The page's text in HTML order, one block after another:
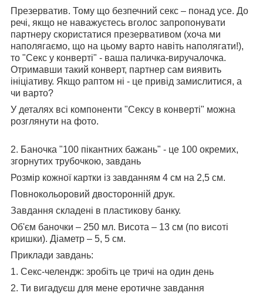
Презерватив. Тому що безпечний секс – понад усе. До
речі, якщо не наважуєтесь вголос запропонувати
партнеру скористатися презервативом (хоча ми
наполягаємо, що на цьому варто навіть наполягати!),
то "Секс у конверті" - ваша паличка-виручалочка.
Отримавши такий конверт, партнер сам виявить
ініціативу. Якщо раптом ні - це привід замислитися, а
чи варто?
У деталях всі компоненти "Сексу в конверті" можна
розглянути на фото.
2. Баночка "100 пікантних бажань" - це 100 окремих,
згорнутих трубочкою, завдань
Розмір кожної картки із завданням 4 см на 2,5 см.
Повнокольоровий двосторонній друк.
Завдання складені в пластикову банку.
Об'єм баночки – 250 мл. Висота – 13 см (по висоті
кришки). Діаметр – 5, 5 см.
Приклади завдань:
1. Секс-челендж: зробіть це тричі на один день
2. Ти вигадуєш для мене еротичне завдання